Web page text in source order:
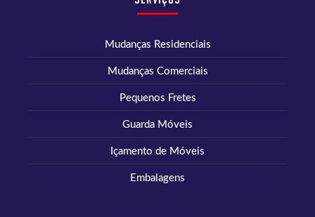
Mudanças Residenciais
Mudanças Comerciais
Pequenos Fretes
Guarda Móveis
Içamento de Móveis
Embalagens